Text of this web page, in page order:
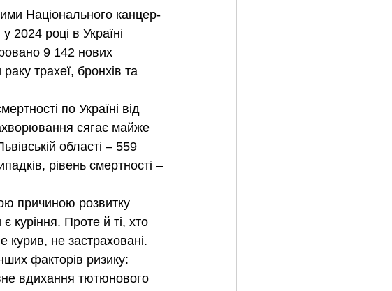
Національного канцер-
у 2024 році в Україні
9 142 нових
трахеї, бронхів та
по Україні від
сягає майже
області – 559
рівень смертності –
причиною розвитку
куріння. Проте й ті, хто
курив, не застраховані.
факторів ризику:
вдихання тютюнового